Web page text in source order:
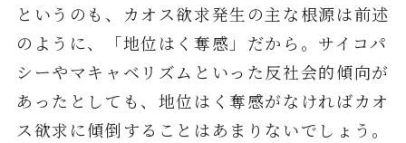
というのも、カオス欲求発生の主な根源は前述
のように、「地位はく奪感」だから。サイコパ
シーやマキャベリズムといった反社会的傾向が
あったとしても、地位はく奪感がなければカオ
ス欲求に傾倒することはあまりないでしょう。